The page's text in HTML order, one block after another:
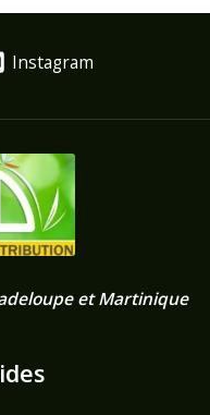
Instagram
et Martinique